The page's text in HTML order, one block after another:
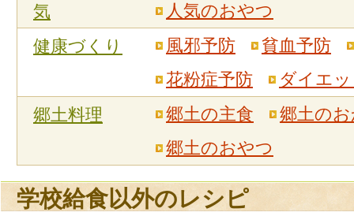
気
人気のおやつ
健康づくり
風邪予防
貧血予防
花粉症予防
ダイエ
郷土料理
郷土の主食
郷土の
郷土のおやつ
学校給食以外のレシピ